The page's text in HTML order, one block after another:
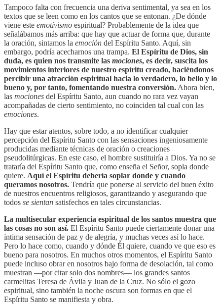
Tampoco falta con frecuencia una deriva sentimental, ya sea en los
textos que se leen como en los cantos que se entonan. ¿De dónde
viene este emotivismo espiritual? Probablemente de la idea que
señalábamos más arriba: que hay que actuar de forma que, durante
la oración, sintamos la emoción del Espíritu Santo. Aquí, sin
embargo, podría acecharnos una trampa. El Espíritu de Dios, sin
duda, es quien nos transmite las mociones, es decir, suscita los
movimientos interiores de nuestro espíritu creado, haciéndonos
percibir una atracción espiritual hacia lo verdadero, lo bello y lo
bueno y, por tanto, fomentando nuestra conversión. Ahora bien,
las mociones del Espíritu Santo, aun cuando no rara vez vayan
acompañadas de cierto sentimiento, no coinciden tal cual con las
emociones.
Hay que estar atentos, sobre todo, a no identificar cualquier
percepción del Espíritu Santo con las sensaciones ingeniosamente
producidas mediante técnicas de oración o creaciones
pseudolitúrgicas. En este caso, el hombre sustituiría a Dios. Ya no se
trataría del Espíritu Santo que, como enseña el Señor, sopla donde
quiere. Aquí el Espíritu debería soplar donde y cuando
queramos nosotros. Tendría que ponerse al servicio del buen éxito
de nuestros encuentros religiosos, garantizando y asegurando que
todos se sientan satisfechos en tales circunstancias.
La multisecular experiencia espiritual de los santos muestra que
las cosas no son así. El Espíritu Santo puede ciertamente donar una
íntima sensación de paz y de alegría, y muchas veces así lo hace.
Pero lo hace como, cuando y dónde Él quiere, cuando ve que eso es
bueno para nosotros. En muchos otros momentos, el Espíritu Santo
puede incluso obrar en nosotros bajo forma de desolación, tal como
muestran —por citar solo dos nombres— los grandes santos
carmelitas Teresa de Ávila y Juan de la Cruz. No sólo el gozo
espiritual, sino también la noche oscura son formas en que el
Espíritu Santo se manifiesta y obra.